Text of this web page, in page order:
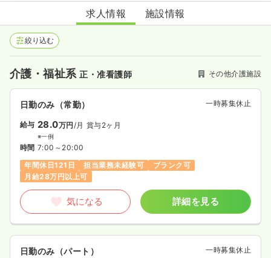
ショートステイ ソラスト利根
求人情報 施設情報
絞り込む
介護・福祉系正・准看護師 その他介護施設
日勤のみ（常勤） 一時募集休止
給与 28.0万円/月 賞与2ヶ月
※一例
時間 7:00～20:00
年間休日121日
担当業務未経験可
ブランク可
月給28万円以上可
気になる 詳細を見る
日勤のみ（パート） 一時募集休止